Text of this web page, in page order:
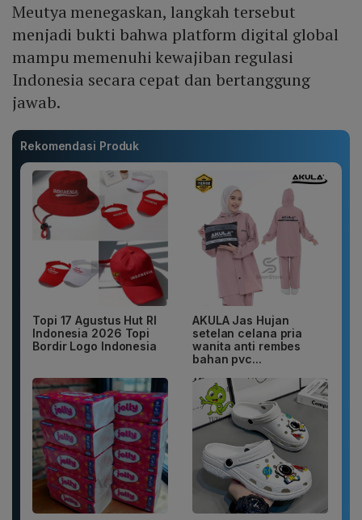
Meutya menegaskan, langkah tersebut
menjadi bukti bahwa platform digital global
mampu memenuhi kewajiban regulasi
Indonesia secara cepat dan bertanggung
jawab.
Rekomendasi Produk
Topi 17 Agustus Hut RI
Indonesia 2026 Topi
Bordir Logo Indonesia
AKULA Jas Hujan
setelan celana pria
wanita anti rembes
bahan pvc...